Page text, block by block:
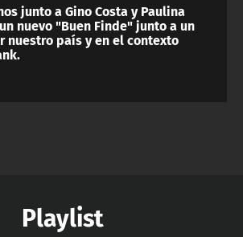
junto a Gino Costa y Paulina
nuevo "Buen Finde" junto a un
nuestro país y en el contexto
Playlist